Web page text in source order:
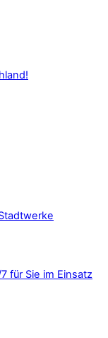
für Sie im Einsatz